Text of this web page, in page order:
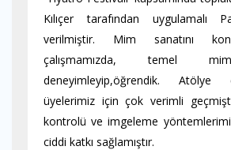
Kılıçer tarafından uygulamalı
verilmiştir. Mim sanatını
çalışmamızda, temel
deneyimleyip,öğrendik. Atölye
üyelerimiz için çok verimli
kontrolü ve imgeleme
ciddi katkı sağlamıştır.